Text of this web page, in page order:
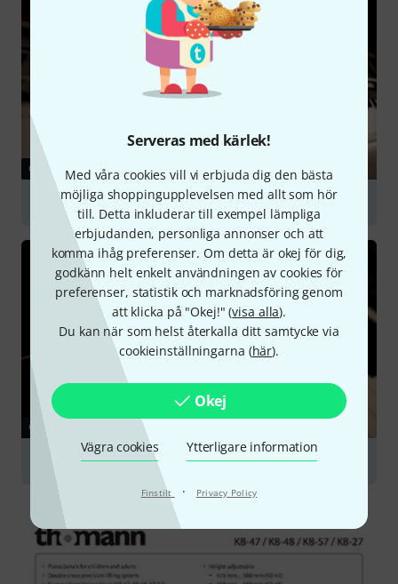
Serveras med kärlek!
Med våra cookies vill vi erbjuda dig den bästa
möjliga shoppingupplevelsen med allt som hör
till. Detta inkluderar till exempel lämpliga
erbjudanden, personliga annonser och att
komma ihåg preferenser. Om detta är okej för dig,
godkänn helt enkelt användningen av cookies för
preferenser, statistik och marknadsföring genom
att klicka på "Okej!" (visa alla).
Du kan när som helst återkalla ditt samtycke via
cookieinställningarna (här).
Okej
Vägra cookies Ytterligare information
Finstilt · Privacy Policy
GUIDE
Digital Pianos
GUIDE
Acoustic Piano